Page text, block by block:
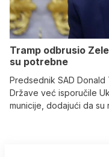
Tramp odbrusio
su potrebne
Predsednik SAD
Države već isporučile
municije, dodajući da